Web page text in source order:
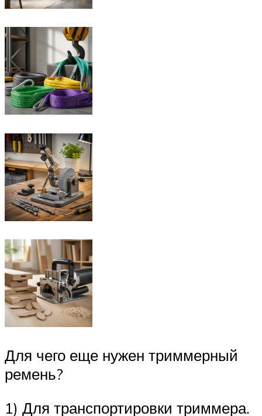
Для чего еще нужен триммерный
ремень?
1) Для транспортировки триммера.